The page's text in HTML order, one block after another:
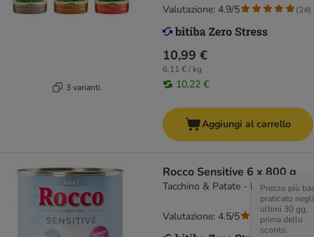
3 varianti
10,99 €
6,11 € / kg
10,22 €
Valutazione: 4.9/5 (24)
Aggiungi al carrello
Rocco Sensitive 6 x 800 g
Tacchino & Patate - NUOVO!
Prezzo più
praticato negli
ultimi 30 gg,
prima dello
sconto.
Valutazione: 4.5/5 (96